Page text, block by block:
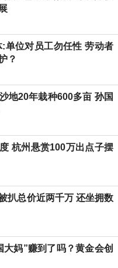
单位对员工勿任性 劳动者
？
地20年栽种600多亩 孙国
杭州悬赏100万出点子摆
扒总价近两千万 还坐拥数
大妈”赚到了吗？黄金会创